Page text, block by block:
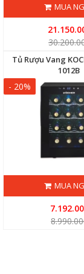
MUA
Tủ Rượu Vang
1012B
- 20%
MUA